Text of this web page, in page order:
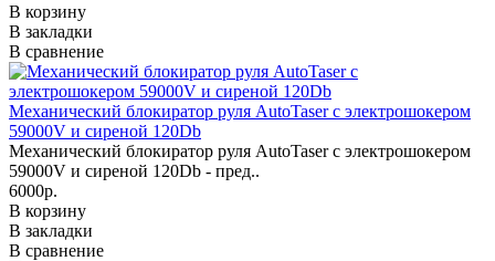
В корзину
В закладки
В сравнение
Механический блокиратор руля AutoTaser с электрошокером
59000V и сиреной 120Db
Механический блокиратор руля AutoTaser с электрошокером
59000V и сиреной 120Db - пред..
6000р.
В корзину
В закладки
В сравнение